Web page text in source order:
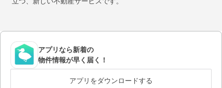
アプリなら新着の
物件情報が早く届く！
アプリをダウンロードする